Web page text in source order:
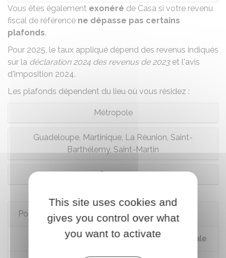
Vous êtes également exonéré de Casa si votre revenu
fiscal de référence ne dépasse pas certains
plafonds.
Pour 2025, le taux appliqué dépend des revenus indiqués
sur la déclaration 2024 des revenus de 2023 et l'avis
d'imposition 2024.
Les plafonds dépendent du lieu où vous résidez :
Métropole
Guadeloupe, Martinique, La Réunion, Saint-
Barthélemy, Saint-Martin
Guyane
Pour en savoir plus
Portail du service public de la Sécurité sociale
This site uses cookies and
gives you control over what
you want to activate